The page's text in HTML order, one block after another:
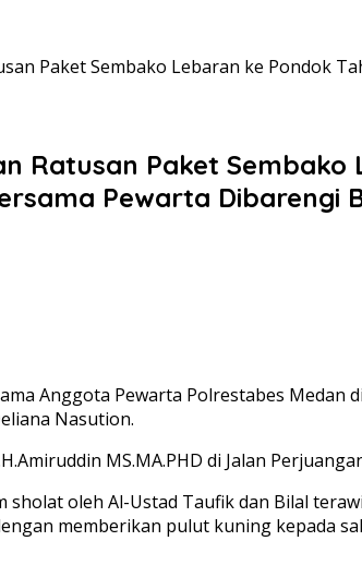
Paket Sembako Lebaran ke Pondok
Ratusan Paket
Pewarta Dibarengi
Anggota Pewarta Polrestabes
Nasution.
MS.MA.PHD di Jalan
oleh Al-Ustad Taufik dan Bilal
memberikan pulut kuning kepada